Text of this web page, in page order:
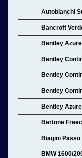
Autobianchi
Bancroft
Bentley
Bentley
Bentley
Bentley
Bentley
Bertone
Biagini Passo
BMW 1600/